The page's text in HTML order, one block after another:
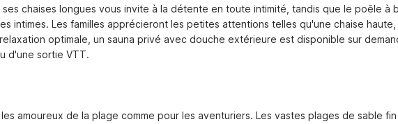
chaises longues vous invite à la détente en toute intimité, tandis que le poêle à
intimes. Les familles apprécieront les petites attentions telles qu'une chaise haute,
optimale, un sauna privé avec douche extérieure est disponible sur
d'une sortie VTT.
amoureux de la plage comme pour les aventuriers. Les vastes plages de sable